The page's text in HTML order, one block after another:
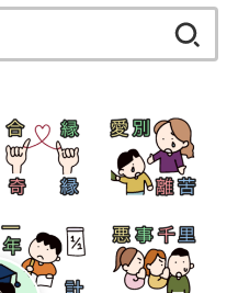
: